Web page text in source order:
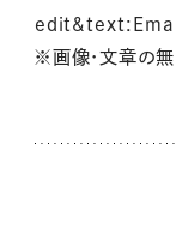
※画像・文章の